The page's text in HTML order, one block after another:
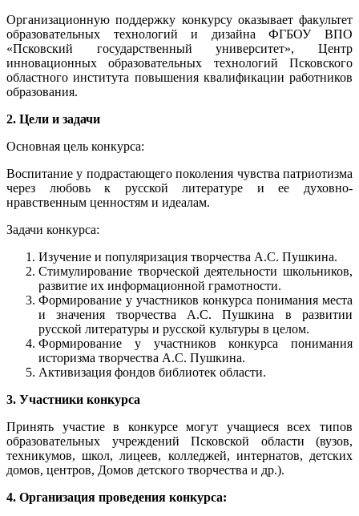
Организационную поддержку конкурсу оказывает факультет
образовательных технологий и дизайна ФГБОУ ВПО
«Псковский государственный университет», Центр
инновационных образовательных технологий Псковского
областного института повышения квалификации работников
образования.
2. Цели и задачи
Основная цель конкурса:
Воспитание у подрастающего поколения чувства патриотизма
через любовь к русской литературе и ее духовно-
нравственным ценностям и идеалам.
Задачи конкурса:
Изучение и популяризация творчества А.С. Пушкина.
Стимулирование творческой деятельности школьников,
развитие их информационной грамотности.
Формирование у участников конкурса понимания места
и значения творчества А.С. Пушкина в развитии
русской литературы и русской культуры в целом.
Формирование у участников конкурса понимания
историзма творчества А.С. Пушкина.
Активизация фондов библиотек области.
3. Участники конкурса
Принять участие в конкурсе могут учащиеся всех типов
образовательных учреждений Псковской области (вузов,
техникумов, школ, лицеев, колледжей, интернатов, детских
домов, центров, Домов детского творчества и др.).
4. Организация проведения конкурса: